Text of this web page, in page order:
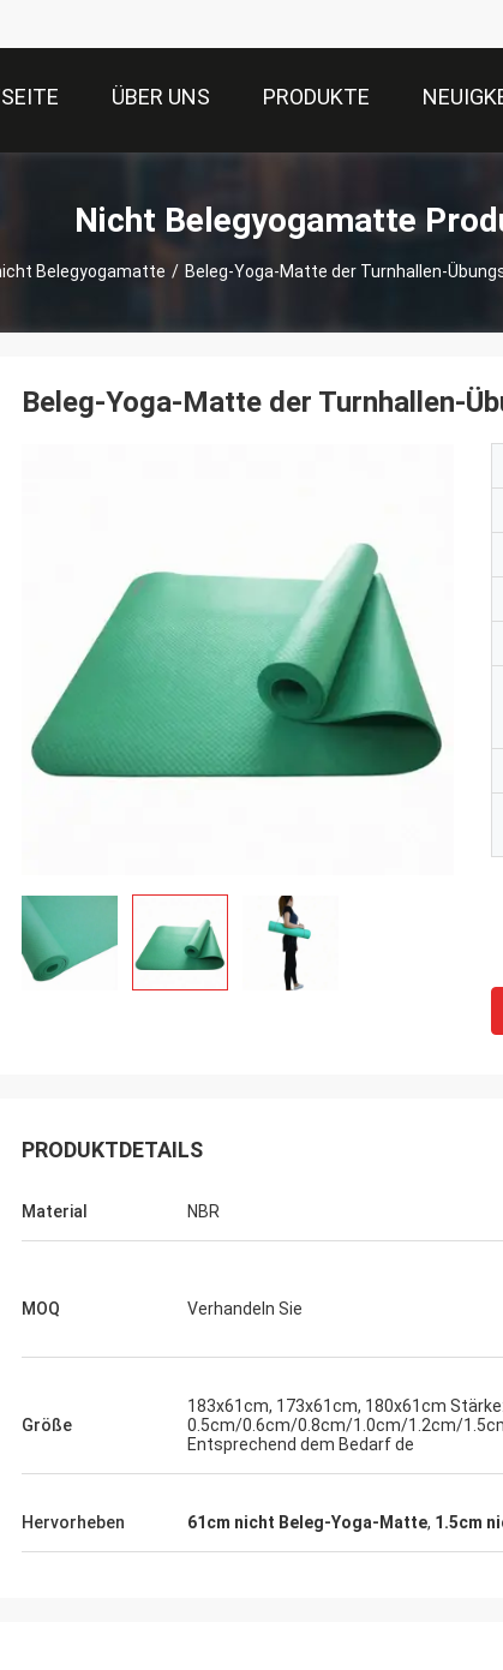
ÜBER UNS PRODUKTE
Nicht Belegyogamatte
Belegyogamatte / Beleg-Yoga-Matte der Turnhallen-
Beleg-Yoga-Matte der Turnhallen-
PRODUKTDETAILS
Material NBR
MOQ Verhandeln Sie
Größe
183x61cm, 173x61cm, 180x61cm Stärke:
0.5cm/0.6cm/0.8cm/1.0cm/1.2cm/
Entsprechend dem Bedarf de
Hervorheben 61cm nicht Beleg-Yoga-Matte, 1.5cm